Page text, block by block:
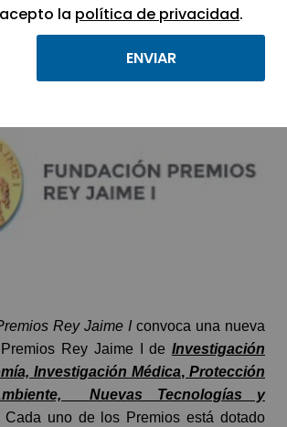
de los
Rey Jaime I
Rey Jaime Iconvoca una nueva
Rey Jaime I
de Investigación
Investigación Médica, Protección
Nuevas Tecnologías y
Cada uno de los Premios está dotado
la política de privacidad.